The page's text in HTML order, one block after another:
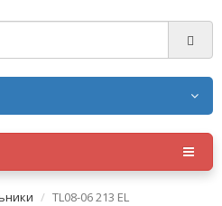
TL08-06 213 EL